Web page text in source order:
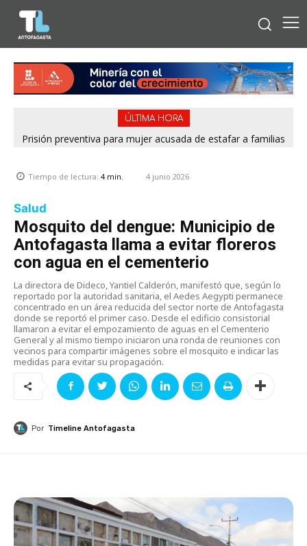
ÚLTIMA HORA
Prisión preventiva para mujer acusada de estafar a familias
Tiempo de lectura: 4min. 4 junio 2026
Salud
Mosquito del dengue: Municipio de
Antofagasta llama a evitar floreros
con agua en el cementerio
La directora de Dideco, Yantiel Calderón, manifestó que, según lo
reportado por la autoridad sanitaria, el Aedes Aegypti permanece
concentrado en un área reducida del sector norte de Antofagasta
donde se reportó el primer caso. Desde el edificio consistorial
llamaron a evitar el empozamiento de aguas en el Cementerio
General y al mismo tiempo iniciaron una ronda de reuniones con
vecinos para compartir imágenes sobre el mosquito e indicar las
medidas para evitar su propagación.
Por Timeline Antofagasta